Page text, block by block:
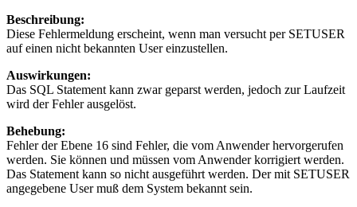
Beschreibung:
Diese Fehlermeldung erscheint, wenn man versucht per SETUSER
auf einen nicht bekannten User einzustellen.
Auswirkungen:
Das SQL Statement kann zwar geparst werden, jedoch zur Laufzeit
wird der Fehler ausgelöst.
Behebung:
Fehler der Ebene 16 sind Fehler, die vom Anwender hervorgerufen
werden. Sie können und müssen vom Anwender korrigiert werden.
Das Statement kann so nicht ausgeführt werden. Der mit SETUSER
angegebene User muß dem System bekannt sein.